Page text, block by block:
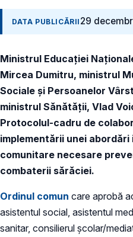
DATA PUBLICĂRII 29
Ministrul Educației
Mircea Dumitru, ministrul
Sociale și Persoanelor
ministrul Sănătății, Vlad
Protocolul-cadru de
implementării unei
comunitare necesare
combaterii sărăciei.
Ordinul comun care aprobă
asistentul social, asistentul
sanitar, consilierul școlar/